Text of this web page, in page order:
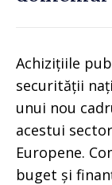
Achizițiile
securității
unui nou
acestui
Europene.
buget și